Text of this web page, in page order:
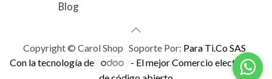
Blog
Copyright © Carol Shop Soporte Por: Para Ti.Co SAS
Con la tecnología de
- El mejorComercio electrónico